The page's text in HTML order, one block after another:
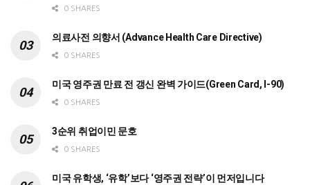
0 SHARES
의료사전 의향서 (Advance Health Care Directive)
0 SHARES
미국 영주권 만료 전 갱신 완벽 가이드(Green Card, I-90)
0 SHARES
3순위 취업이민 문호
0 SHARES
미국 유학생, ‘유학’보다 ‘영주권 전략’이 먼저입니다